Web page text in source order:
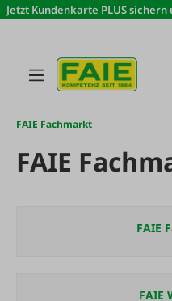
Zum Hauptinhalt springen
Jetzt Kundenkarte PLUS
FAIE Fachmarkt
FAIE
FAIE
FAIE